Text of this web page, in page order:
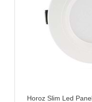
Horoz Slim Led